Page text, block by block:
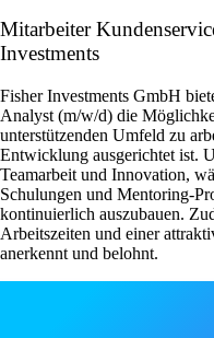
Mitarbeiter
Investments
Fisher Investments GmbH
Analyst (m/w/d) die
unterstützenden Umfeld zu
Entwicklung ausgerichtet ist.
Teamarbeit und Innovation,
Schulungen und Mentoring-
kontinuierlich auszubauen.
Arbeitszeiten und einer
anerkennt und belohnt.